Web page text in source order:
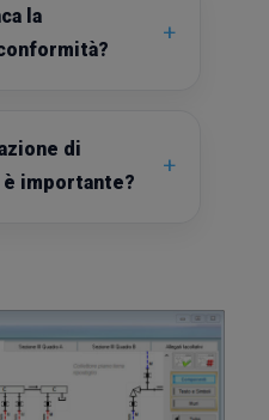
la
+
di
importante?
+